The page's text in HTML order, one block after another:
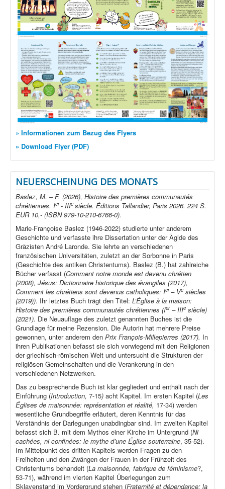
» Informationen zum Bezug des Flyers
» Download Flyer (PDF)
NEUERSCHEINUNG DES MONATS
Baslez, M. – F. (2026), Histoire des premières communautés
chrétiennes. Ier- IIIe siècle. Éditions Tallandier, Paris 2026. 224 S.
EUR 10,- (ISBN 979-10-210-6766-0).
Marie-Françoise Baslez (1946-2022) studierte unter anderem
Geschichte und verfasste ihre Dissertation unter der Ägide des
Gräzisten André Laronde. Sie lehrte an verschiedenen
französischen Universitäten, zuletzt an der Sorbonne in Paris
(Geschichte des antiken Christentums). Baslez (B.) hat zahlreiche
Bücher verfasst (Comment notre monde est devenu chrétien
(2008), Jésus: Dictionnaire historique des évangiles (2017),
Comment les chrétiens sont devenus catholiques: Ier– Ve siècles
(2019)). Ihr letztes Buch trägt den Titel: L’Église à la maison:
Histoire des premières communautés chrétiennes (Ier– IIIe siècle)
(2021). Die Neuauflage des zuletzt genannten Buches ist die
Grundlage für meine Rezension. Die Autorin hat mehrere Preise
gewonnen, unter anderem den Prix François-Millepierres (2017). In
ihren Publikationen befasst sie sich vorwiegend mit den Religionen
der griechisch-römischen Welt und untersucht die Strukturen der
religiösen Gemeinschaften und die Verankerung in den
verschiedenen Netzwerken.
Das zu besprechende Buch ist klar gegliedert und enthält nach der
Einführung (Introduction, 7-15) acht Kapitel. Im ersten Kapitel (Les
Églises de maisonnée: représentation et réalité, 17-34) werden
wesentliche Grundbegriffe erläutert, deren Kenntnis für das
Verständnis der Darlegungen unabdingbar sind. Im zweiten Kapitel
befasst sich B. mit dem Mythos einer Kirche im Untergrund (Ni
cachées, ni confinées: le mythe d’une Église souterraine, 35-52).
Im Mittelpunkt des dritten Kapitels werden Fragen zu den
Freiheiten und den Zwängen der Frauen in der Frühzeit des
Christentums behandelt (La maisonnée, fabrique de féminisme?,
53-71), während im vierten Kapitel Überlegungen zum
Sklavenstand im Vordergrund stehen (Fraternité et dépendance: la